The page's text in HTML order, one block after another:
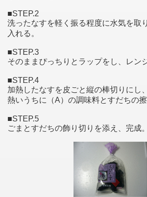
■STEP.2
洗ったなすを軽く振る程度に水気を取
入れる。
■STEP.3
そのままぴっちりとラップをし、レン
■STEP.4
加熱したなすを皮ごと縦の棒切りにし、
熱いうちに（A）の調味料とすだちの擦
■STEP.5
ごまとすだちの飾り切りを添え、完成。